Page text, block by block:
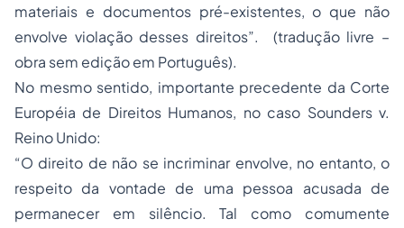
materiais e documentos pré-existentes, o que não
envolve violação desses direitos”. (tradução livre –
obra sem edição em Português).
No mesmo sentido, importante precedente da Corte
Européia de Direitos Humanos, no caso Sounders v.
Reino Unido:
“O direito de não se incriminar envolve, no entanto, o
respeito da vontade de uma pessoa acusada de
permanecer em silêncio. Tal como comumente